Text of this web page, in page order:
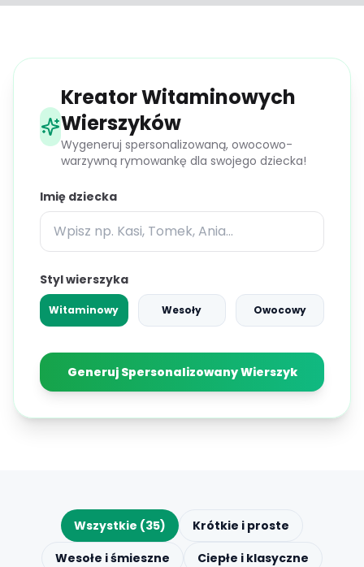
Kreator Witaminowych
Wierszyków
Wygeneruj spersonalizowaną, owocowo-
warzywną rymowankę dla swojego dziecka!
Imię dziecka
Styl wierszyka
Witaminowy Wesoły Owocowy
Generuj Spersonalizowany Wierszyk
Wszystkie (35)
Krótkie i proste
Wesołe i śmieszne
Ciepłe i klasyczne